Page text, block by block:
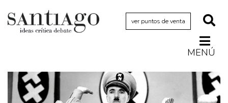
ver puntos de venta
MENÚ
Actualidad
Archivo Cenfoto-UDP